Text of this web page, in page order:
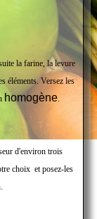
la farine, la levure
éléments. Versez les
homogène.
d'environ trois
choix et posez-les